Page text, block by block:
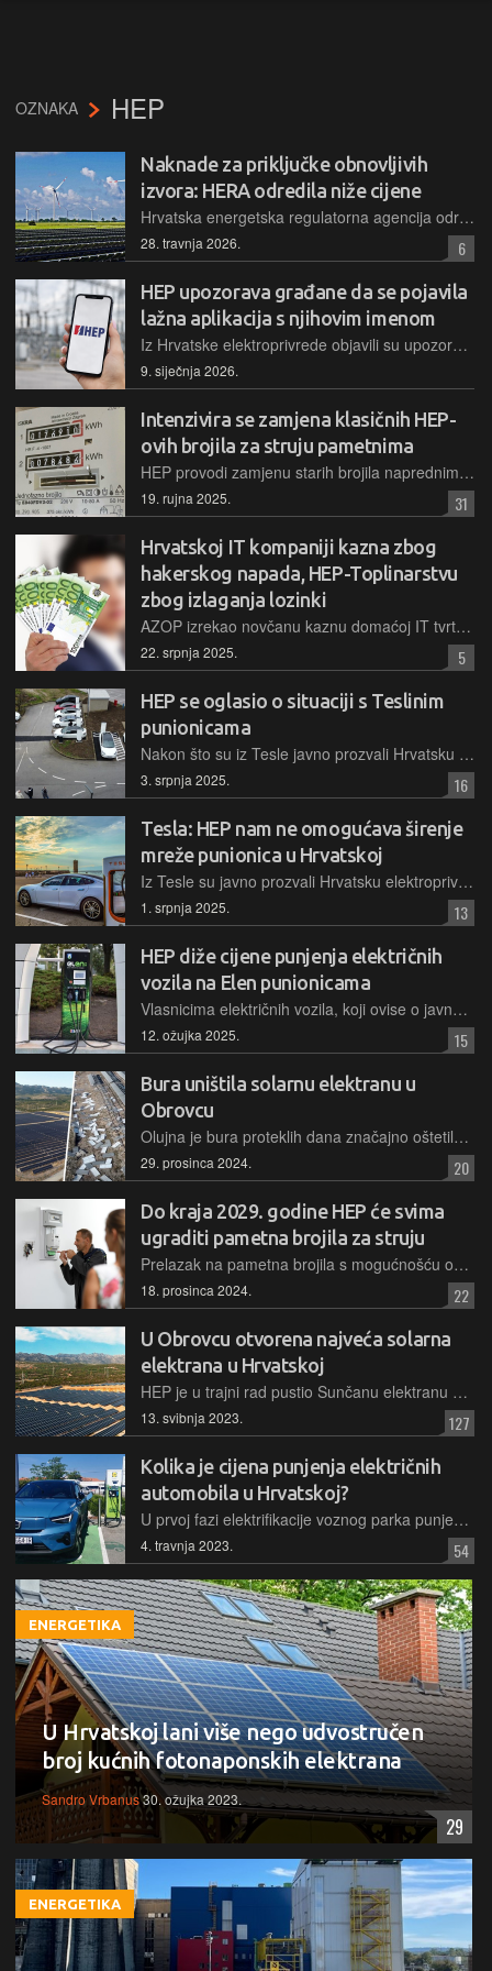
OZNAKA HEP
Naknade za priključke obnovljivih
izvora: HERA odredila niže cijene
Hrvatska energetska regulatorna agencija odredila je nove cijene priključenja koje stupaju na snagu 1. svibnja, odbivši prvotne skuplje prijedloge HOPS-a i HEP ODS-a radi zaštite investicija u OIE
28. travnja 2026. 6
HEP upozorava građane da se pojavila
lažna aplikacija s njihovim imenom
Iz Hrvatske elektroprivrede objavili su upozorenje građanima o tome da mobilna aplikacija " HEP – fin assistance" nije aplikacija HEP grupe i da je ne koriste niti da u nju unose bilo kakve osobne podatke
9. siječnja 2026.
Intenzivira se zamjena klasičnih HEP-
ovih brojila za struju pametnima
HEP provodi zamjenu starih brojila naprednima, omogućujući daljinsko očitavanje i precizniji obračun. Svim potrošačima nova će brojila biti ugrađena do kraja 2029. godine, no raspored nije objavljen
19. rujna 2025. 31
Hrvatskoj IT kompaniji kazna zbog
hakerskog napada, HEP-Toplinarstvu
zbog izlaganja lozinki
AZOP izrekao novčanu kaznu domaćoj IT tvrtki kojoj su u hakerskom napadu kompromitirani podaci korisnika, dok je HEP-Toplinarstvo počinilo ozbiljan prekršaj izlaganjem lozinki svojih korisnika
22. srpnja 2025. 5
HEP se oglasio o situaciji s Teslinim
punionicama
Nakon što su iz Tesle javno prozvali Hrvatsku elektroprivredu da na nekoliko lokacija u Hrvatskoj koči razvoj mreže punionica, javnosti su se obratili i iz HEP-a sa svojom stranom priče
3. srpnja 2025. 16
Tesla: HEP nam ne omogućava širenje
mreže punionica u Hrvatskoj
Iz Tesle su javno prozvali Hrvatsku elektroprivredu da na nekoliko lokacija u Hrvatskoj ne omogućava dovoljne energetske kapacitete, pa da stoga oni ne mogu jamčiti veći kapacitet svojih punionica
1. srpnja 2025. 13
HEP diže cijene punjenja električnih
vozila na Elen punionicama
Vlasnicima električnih vozila, koji ovise o javnoj infrastrukturi, stiže loša vijest iz HEP-a. Na njihovim će punionicama cijene električne energije biti više, no neće više biti sezonskih promjena na autocestama
12. ožujka 2025. 15
Bura uništila solarnu elektranu u
Obrovcu
Olujna je bura proteklih dana značajno oštetila fotonaponske panele jedne od najvećih solarnih elektrana u Hrvatskoj, izgrađene prošle godine pored Obrovca, na prostoru bivše tvornice glinice
29. prosinca 2024. 20
Do kraja 2029. godine HEP će svima
ugraditi pametna brojila za struju
Prelazak na pametna brojila s mogućnošću očitanja potrošnje na daljinu omogućit će realno očitavanje potrošnje i upravljanje njome. Ukupna investicija iznosi 86,5 milijuna eura, a sufinancira je i EU
18. prosinca 2024. 22
U Obrovcu otvorena najveća solarna
elektrana u Hrvatskoj
HEP je u trajni rad pustio Sunčanu elektranu Obrovac, koja je s instaliranom snagom od 8,7 MW priključnom od 7,35 MW trenutačno najveća sunčana elektrana u Hrvatskoj u komercijalnom pogonu
13. svibnja 2023. 127
Kolika je cijena punjenja električnih
automobila u Hrvatskoj?
U prvoj fazi elektrifikacije voznog parka punjenje vozila s električnim pogonom bilo je besplatno. Taj promotivni period je prošao, pa vlasnici EV moraju dobro istražiti ponudu prije nego li se odluče gdje će napuniti svoje baterije
4. travnja 2023. 54
ENERGETIKA
U Hrvatskoj lani više nego udvostručen
broj kućnih fotonaponskih elektrana
Sandro Vrbanus30. ožujka 2023.
29
ENERGETIKA